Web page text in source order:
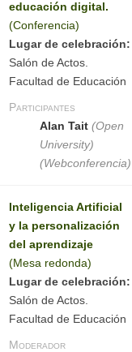
educación digital.
(Conferencia)
Lugar de celebración:
Salón de Actos.
Facultad de Educación
Participantes
Alan Tait(Open
University)
(Webconferencia)
Inteligencia Artificial
y la personalización
del aprendizaje
(Mesa redonda)
Lugar de celebración:
Salón de Actos.
Facultad de Educación
Moderador